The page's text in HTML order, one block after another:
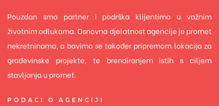
Pouzdan smo partner i podrška klijentima u važnim
životnim odlukama. Osnovna djelatnost agencije je promet
nekretninama, a bavimo se također pripremom lokacija za
građevinske projekte, te brendiranjem istih s ciljem
stavljanja u promet.
PODACI O AGENCIJI